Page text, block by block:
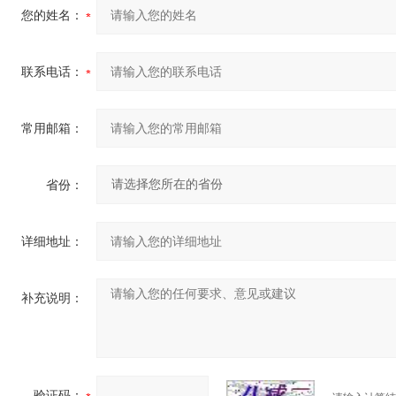
您的姓名：
联系电话：
常用邮箱：
省份：
详细地址：
补充说明：